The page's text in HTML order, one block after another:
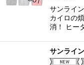
サンライ
カイロの
消！ ヒー
サンライ